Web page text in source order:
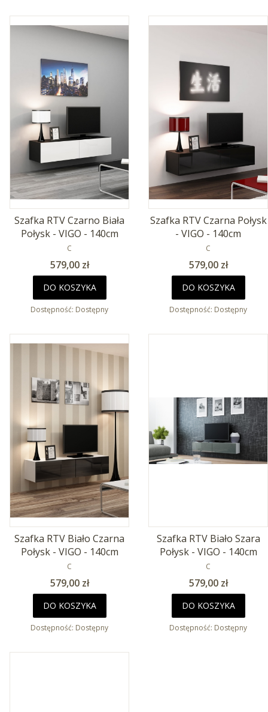
Szafka RTV Czarno Biała
Połysk - VIGO - 140cm
PRODUCENT
C
Cena
579,00 zł
DO KOSZYKA
Dostępność: Dostępny
Szafka RTV Czarna Połysk
- VIGO - 140cm
PRODUCENT
C
Cena
579,00 zł
DO KOSZYKA
Dostępność: Dostępny
Szafka RTV Biało Czarna
Połysk - VIGO - 140cm
PRODUCENT
C
Cena
579,00 zł
DO KOSZYKA
Dostępność: Dostępny
Szafka RTV Biało Szara
Połysk - VIGO - 140cm
PRODUCENT
C
Cena
579,00 zł
DO KOSZYKA
Dostępność: Dostępny